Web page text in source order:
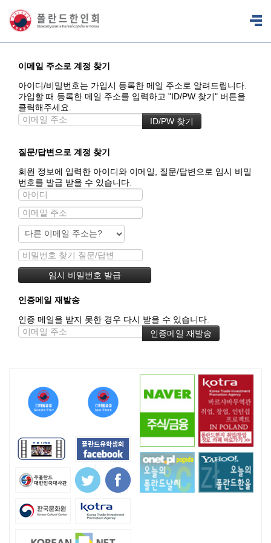
이메일 주소로 계정 찾기
아이디/비밀번호는 가입시 등록한 메일 주소로 알려드립니다.
가입할 때 등록한 메일 주소를 입력하고 "ID/PW 찾기" 버튼을
클릭해주세요.
질문/답변으로 계정 찾기
회원 정보에 입력한 아이디와 이메일, 질문/답변으로 임시 비밀
번호를 발급 받을 수 있습니다.
인증메일 재발송
인증 메일을 받지 못한 경우 다시 받을 수 있습니다.